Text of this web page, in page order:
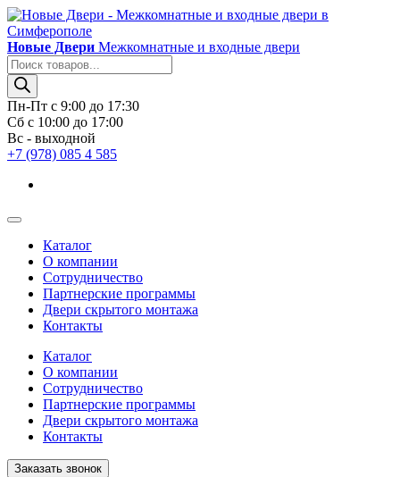
Новые Двери Межкомнатные и входные двери
Поиск
товаров
Пн-Пт с 9:00 до 17:30
Сб с 10:00 до 17:00
Вс - выходной
+7 (978) 085 4 585
Каталог
О компании
Сотрудничество
Партнерские программы
Двери скрытого монтажа
Контакты
Каталог
О компании
Сотрудничество
Партнерские программы
Двери скрытого монтажа
Контакты
Заказать звонок